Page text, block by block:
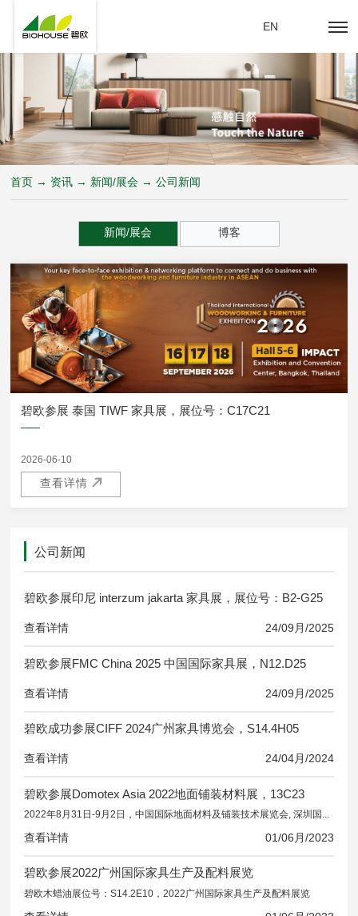
EN
首页 → 资讯 → 新闻/展会 → 公司新闻
新闻/展会 博客
碧欧参展 泰国 TIWF 家具展，展位号：C17C21
2026-06-10
查看详情
公司新闻
碧欧参展印尼 interzum jakarta 家具展，展位号：B2-G25
查看详情 24/09月/2025
碧欧参展FMC China 2025 中国国际家具展，N12.D25
查看详情 24/09月/2025
碧欧成功参展CIFF 2024广州家具博览会，S14.4H05
查看详情 24/04月/2024
碧欧参展Domotex Asia 2022地面铺装材料展，13C23
2022年8月31日-9月2日，中国国际地面材料及铺装技术展览会, 深圳国际会展中心
查看详情 01/06月/2023
碧欧参展2022广州国际家具生产及配料展览
碧欧木蜡油展位号：S14.2E10，2022广州国际家具生产及配料展览